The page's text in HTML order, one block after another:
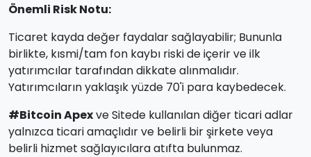
Önemli Risk Notu:
Ticaret kayda değer faydalar sağlayabilir; Bununla
birlikte, kısmi/tam fon kaybı riski de içerir ve ilk
yatırımcılar tarafından dikkate alınmalıdır.
Yatırımcıların yaklaşık yüzde 70'i para kaybedecek.
#Bitcoin Apexve Sitede kullanılan diğer ticari adlar
yalnızca ticari amaçlıdır ve belirli bir şirkete veya
belirli hizmet sağlayıcılara atıfta bulunmaz.